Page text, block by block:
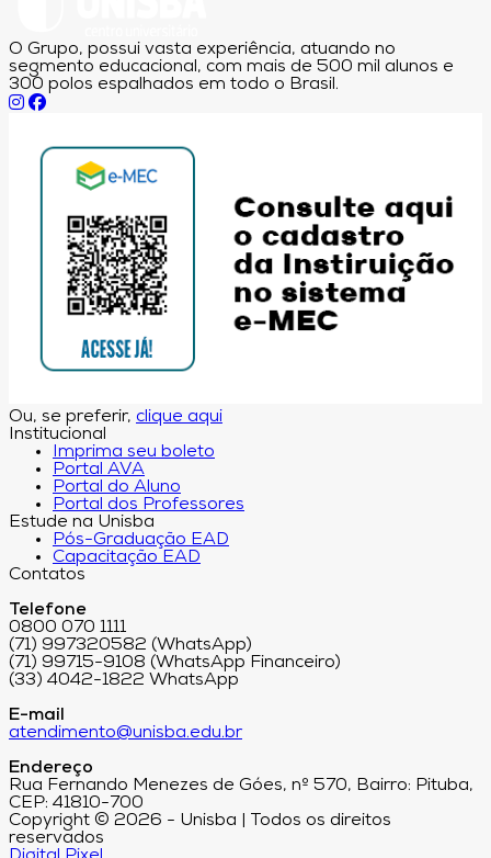
O Grupo, possui vasta experiência, atuando no
segmento educacional, com mais de 500 mil alunos e
300 polos espalhados em todo o Brasil.
Ou, se preferir, clique aqui
Institucional
Imprima seu boleto
Portal AVA
Portal do Aluno
Portal dos Professores
Estude na Unisba
Pós-Graduação EAD
Capacitação EAD
Contatos
Telefone
0800 070 1111
(71) 997320582 (WhatsApp)
(71) 99715-9108 (WhatsApp Financeiro)
(33) 4042-1822 WhatsApp
E-mail
atendimento@unisba.edu.br
Endereço
Rua Fernando Menezes de Góes, nº 570, Bairro: Pituba,
CEP: 41810-700
Copyright © 2026 - Unisba | Todos os direitos
reservados